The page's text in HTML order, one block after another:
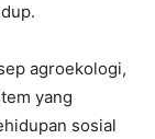
agroekologi,
yang
sosial